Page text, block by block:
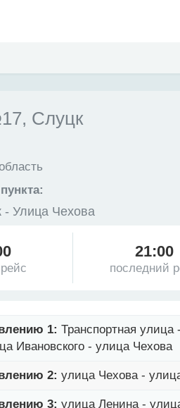
Слуцк
- Улица Чехова
21:00
последний
1: Транспортная
Ивановского - улица Чехова
2: улица Чехова -
3: улица Ленина -